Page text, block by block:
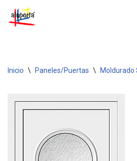
Saltar
Inicio \ Paneles/Puertas \ Moldurado